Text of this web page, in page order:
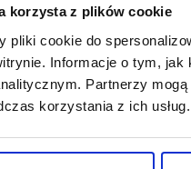
korzysta z plików cookie
pliki cookie do
Informacje o tym,
Partnerzy
korzystania z ich usług.
są długie i złożone.
sąsiedztwa. Czynsze
Tam kluczowe znaczenie
– podkreśla Marek